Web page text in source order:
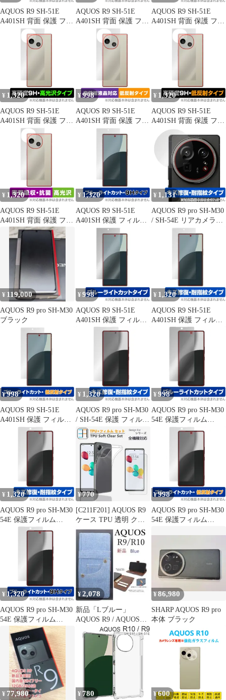
AQUOS R9 SH-51E
A401SH 背面 保護 フィ
ルム OverLay Brilliant
for アクオスアール 本
体保護フィルム 高光沢
AQUOS R9 SH-51E
A401SH 背面 保護 フィ
ルム OverLay Plus for
アクオスアール 本体保
護フィルム さらさら手
AQUOS R9 SH-51E
A401SH 背面 保護 フィ
ルム OverLay Magic for
アクオスアール 本体保
護フィルム 傷修復 指紋
¥ 1,320
AQUOS R9 SH-51E
A401SH 背面 保護 フィ
ルム OverLay 9H
Brilliant for アクオスア
ール 9H高硬度 透明感
¥998
AQUOS R9 SH-51E
A401SH 背面 保護 フィ
ルム OverLay Plus Lite
for アクオスアール 本
体保護フィルム さらさ
ら手触り 低反射素材
¥ 1,320
AQUOS R9 SH-51E
A401SH 背面 保護 フィ
ルム OverLay 9H Plus
for アクオスアール 9H
高硬度 さらさら手触り
反射防止
¥ 1,320
AQUOS R9 SH-51E
A401SH 背面 保護 フィ
ルム OverLay Absorber
高光沢 for アクオスア
ール 衝撃吸収 高光沢
¥ 1,320
AQUOS R9 SH-51E
A401SH 保護 フィルム
OverLay Eye Protector
9H for アクオスアール
液晶保護 9H 高硬度 ブ
ルーライトカット
¥ 1,131
AQUOS R9 pro SH-M30
/ SH-54E リアカメラ用
保護 フィルム OverLay
Magic for アクオス アー
ル 傷修復 耐指紋 指紋
防止 コーティング
¥ 119,000
AQUOS R9 pro SH-M30
ブラック
¥ 998
AQUOS R9 SH-51E
A401SH 保護 フィルム
OverLay Eye Protector
晶保護 目に優しい ブル
ーライトカット
¥ 1,320
AQUOS R9 SH-51E
A401SH 保護 フィルム
OverLay Magic for アク
修復 耐指紋 指紋防止
コーティング
¥998
AQUOS R9 SH-51E
A401SH 保護 フィルム
OverLay Eye Protector
ール 液晶保護 ブルーラ
イトカット 反射防止
¥ 1,320
AQUOS R9 pro SH-M30
/ SH-54E 保護 フィルム
OverLay Magic for アク
オス アール 液晶保護
傷修復 耐指紋 指紋防止
コーティング
¥ 998
AQUOS R9 pro SH-M30
54E 保護フィルム
OverLay Eye Protector
晶保護 目に優しい ブル
ーライトカット
¥ 1,320
AQUOS R9 pro SH-M30
54E 保護フィルム
OverLay Magic for アク
傷修復 耐指紋 指紋防止
コーティング
¥770
[C211F201] AQUOS R9
ケース TPU 透明 クリ
ア スマホケース スマホ
クリアケース スマホカ
バー AQUOSR9 SH-51E
A401SH SH-M28 SH51E
アクオス アクオスR9
透明 スマホカバー ソフ
トケース 携帯ケース
¥998
AQUOS R9 pro SH-M30
54E 保護フィルム
ール 液晶保護 ブルーラ
イトカット 反射防止
¥ 1,320
AQUOS R9 pro SH-M30
54E 保護フィルム
OverLay Eye Protector
9H for アクオス アール
液晶保護 9H 高硬度 ブ
ルーライトカット
¥2,078
新品「Lブルー」
AQUOS R9 / AQUOS
R10用ジーンズデニム
ケース
¥86,980
SHARP AQUOS R9 pro
本体 ブラック
¥ 77,980 ¥ 780 ¥600